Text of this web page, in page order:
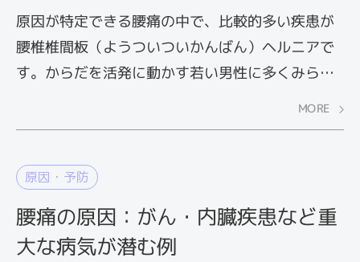
原因が特定できる腰痛の中で、比較的多い疾患が
腰椎椎間板（ようついついかんばん）ヘルニアで
す。からだを活発に動かす若い男性に多くみられ
ます。痛みの激しいときは、安静にするのが第一
ですが、安静にしているだけでは治らないので、
MORE
原因・予防
腰痛の原因：がん・内臓疾患など重
大な病気が潜む例